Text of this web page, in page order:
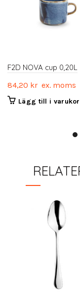
F2D NOVA cup 0,20L
84,20 kr ex. moms
Lägg till i